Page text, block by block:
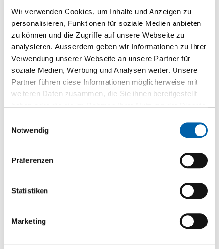
Wir verwenden Cookies, um Inhalte und Anzeigen zu
personalisieren, Funktionen für soziale Medien anbieten
zu können und die Zugriffe auf unsere Webseite zu
analysieren. Ausserdem geben wir Informationen zu Ihrer
Verwendung unserer Webseite an unsere Partner für
soziale Medien, Werbung und Analysen weiter. Unsere
Partner führen diese Informationen möglicherweise mit
weiteren Daten zusammen, die Sie ihnen bereitgestellt
haben oder die sie im Rahmen Ihrer Nutzung der Dienste
Notwendig
Präferenzen
Statistiken
Marketing
gallery
Mehr
Informationen
Nordamerika
Laubholz
0.6 mm, 0.9 mm, 1.4 mm
Ja
Anfrage / Bestellung senden
Zubehör